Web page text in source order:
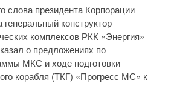
слова президента Корпорации
конструктор
комплексов РКК «Энергия»
о предложениях по
МКС и ходе подготовки
корабля (ТКГ) «Прогресс МС» к